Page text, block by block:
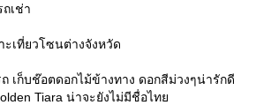
เช่า
ะเที่ยวโซนต่างจังหวัด
เก็บช๊อตดอกไม้ข้างทาง ดอกสีม่วงๆน่ารักดี
Tiara น่าจะยังไม่มีชื่อไท